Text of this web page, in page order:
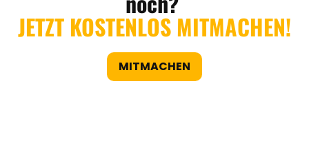
JETZT KOSTENLOS MITMACHEN!
MITMACHEN